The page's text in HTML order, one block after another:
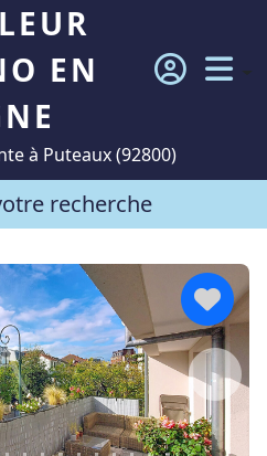
EN
à Puteaux (92800)
recherche